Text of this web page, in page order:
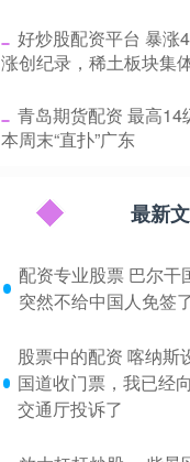
好炒股配资平台 暴涨
涨创纪录，稀土板块集
青岛期货配资 最高14
本周末“直扑”广东
最新
配资专业股票 巴尔干
突然不给中国人免签
股票中的配资 喀纳斯
国道收门票，我已经
交通厅投诉了